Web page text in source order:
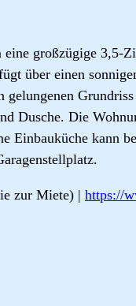
großzügige 3,5-
über einen
gelungenen
Dusche. Die
Einbauküche kann
zur Miete) | https://